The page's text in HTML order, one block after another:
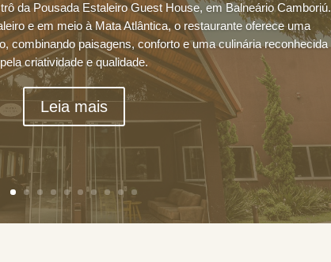
da Pousada Estaleiro Guest House, em Balneário Camboriú.
e em meio à Mata Atlântica, o restaurante oferece uma
combinando paisagens, conforto e uma culinária reconhecida
pela criatividade e qualidade.
Leia mais